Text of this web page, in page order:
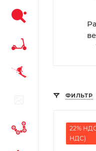
ФИЛЬТР
22%
НДС)